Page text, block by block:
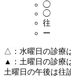
◯
◯
往
ー
△：水曜日の診療
▲：土曜日の診療
土曜日の午後は往